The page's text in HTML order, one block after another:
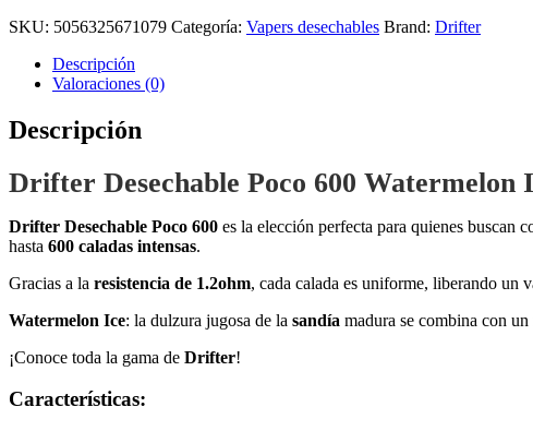
SKU: 5056325671079 Categoría: Vapers desechables Brand: Drifter
Descripción
Valoraciones (0)
Descripción
Drifter Desechable Poco 600 Watermelon
Drifter Desechable Poco 600 es la elección perfecta para quienes buscan
hasta 600 caladas intensas.
Gracias a la resistencia de 1.2ohm, cada calada es uniforme, liberando un
Watermelon Ice: la dulzura jugosa de la sandía madura se combina con
¡Conoce toda la gama de Drifter!
Características: